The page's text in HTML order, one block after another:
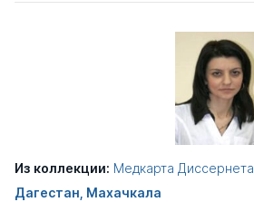
Из коллекции: Медкарта Диссернета
Дагестан, Махачкала